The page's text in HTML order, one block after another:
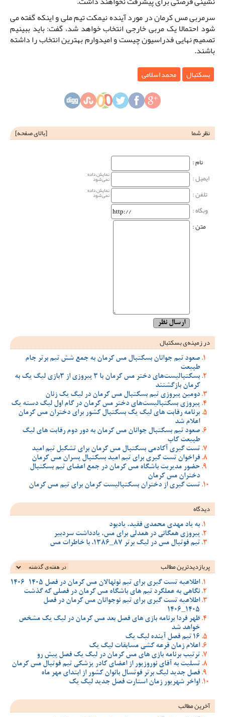
سرمربی مس کرمان در مورد آینده نیمکت تیم ملی و اینکه گفته می
شود احتمالا یک مربی خارجی انتخاب خواهد شد، گفت: باید ببینیم
تصمیم نهایی فدراسیون چیست و امیدوارم بهترین انتخاب را داشته
باشند.
بسکتبال محمد اسلامی
نظر شما [بالای صفحه]
نام‌ :
ایمیل :
نمایش داده
نمی‌شود
تلفن : نمایش داده
نمی‌شود
وبگاه‌ :
متن :
در زمینه‌ی بسکتبال
صعود تیم جوانان بسکتبال مس کرمان به جمع شش تیم برتر جام
طبیعت
بسکتبالیست‌های دختر مس کرمان با 3 پیروزی از 3بازی لیگ یک به
کرمان بازگشتند
دومین پیروزی تیم بسکتبال مس کرمان در لیگ یک زنان
پیروزی بسکتبالیست‌های دختر مس کرمان در گام اول لیگ دسته یک
برنامه رقابت های لیگ یک بسکتبال کشور برای دختران مس کرمان
اعلام شد
صعود تیم بسکتبال جوانان مس کرمان به دور دوم رقابت های لیگ
طبیعت کاپ
تست گیری آکادمی بسکتبال مس کرمان برای تشکیل تیم امید
فراخوان تست گیری برای تیم امید بسکتبال پسران مس کرمان
حضور مدیریت باشگاه مس کرمان در جمع اعضای تیم بسکتبال
دختران مس کرمان
تست گیری از دختران بسکتبالیست کرمان برای تیم مس کرمان
دیدگاه
به یاد مهدی محمدی فقید، یادبود
پیروزی همگانی در همدلی برای مس، یادداشت سردبیر
تیم فوتبال مس در لیگ برتر 87_1386، با خاطرات مس
پربازدیدترین‌ مطالب
اطلاعیه تست گیری برای تیم نونهالان مس کرمان در فصل 1405-1406
نگاهی به عملکرد تیم های باشگاه مس کرمان در فصلی که گذشت
اطلاعیه تست گیری برای تیم نوجوانان مس کرمان در فصل
1405_1406
ظهر فردا برنامه بازی های فصل بعد مس کرمان در لیگ یک مشخص
خواهد شد
16 تیم فصل آینده لیگ یک
اعلام زمان قرعه کشی مسابقات لیگ یک
ترتیب برنامه بازی های مس کرمان در لیگ یک فصل پیش رو
تسلیت به آقای نوروزپور از اعضای کادر پزشکی تیم فوتبال مس کرمان
فصل جدید لیگ برتر فوتسال بانوان کشور از ابتدای مهر ماه
اواخر شهریور زمان استارت فصل جدید لیگ یک
آخرین مطالب